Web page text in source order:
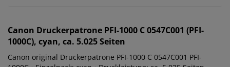
Canon Druckerpatrone PFI-1000 C 0547C001 (PFI-
1000C), cyan, ca. 5.025 Seiten
Canon original Druckerpatrone PFI-1000 C 0547C001 PFI-